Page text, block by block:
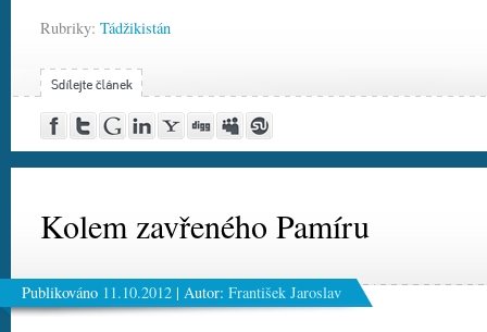
Rubriky: Tádžikistán
PostShareGoogleShareYahoo!
DiggMySpace
Stumble
Kolem zavřeného Pamíru
Publikováno 11.10.2012 | Autor: František Jaroslav